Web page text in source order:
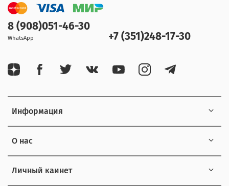
Информация
О нас
Личный каинет
8 (908)051-46-30
WhatsApp +7 (351)248-17-30